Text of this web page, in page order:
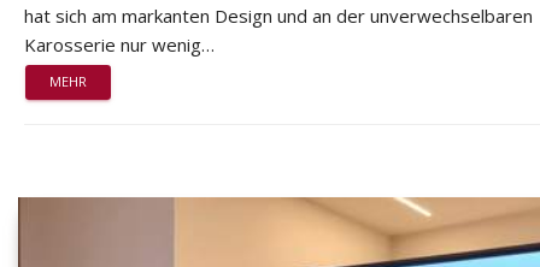
hat sich am markanten Design und an der unverwechselbaren
Karosserie nur wenig…
MEHR